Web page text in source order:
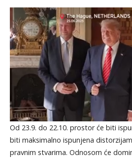
Od 23.9. do 22.10. prostor će biti
biti maksimalno ispunjena
pravnim stvarima. Odnosom će